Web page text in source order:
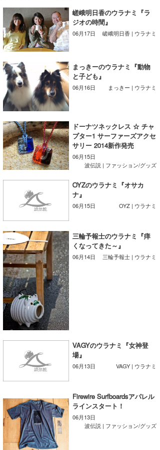
嵯峨明日香のウラナミ『ラ
ジオの時間』
06月17日 嵯峨明日香 | ウラナミ
まっきーのウラナミ『動物
と子ども』
06月16日 まっきー | ウラナミ
ドーナツネックレス ☆ チャ
プター1 サーファーズアクセ
サリー 2014新作発売
06月15日
波伝説 | ファッション/グッズ
OYZのウラナミ『オサカ
ナ』
06月15日 OYZ | ウラナミ
三輪予報士のウラナミ『痒
くなってきた～』
06月14日 三輪予報士 | ウラナミ
VAGYのウラナミ『女神登
場』
06月13日 VAGY | ウラナミ
Firewire Surfboardsアパレル
ラインスタート！
06月13日
波伝説 | ファッション/グッズ
たっちー
ハンマー
三輪予報士
小川予報士
上條将美
唐澤予報士
SancheZ
ゴン
米山予報士
wanda
予報士 hiro.
banpaku
Mr.K
chappy
Romisea